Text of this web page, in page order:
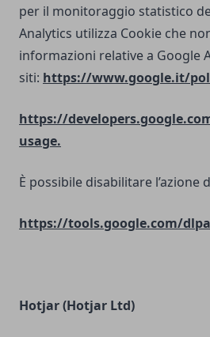
per il monitoraggio statistico
Analytics utilizza Cookie che
informazioni relative a Google
siti: https://www.google.it/
https://
usage.
È possibile disabilitare l’azione
https://tools.google.com/
Hotjar (Hotjar Ltd)